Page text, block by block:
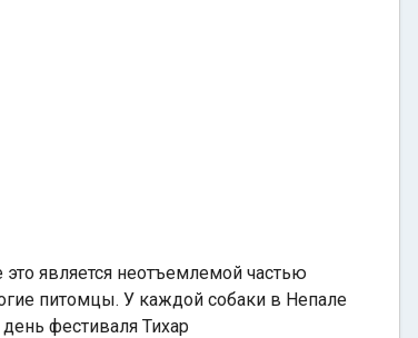
является неотъемлемой частью
питомцы. У каждой собаки в Непале
фестиваля Тихар